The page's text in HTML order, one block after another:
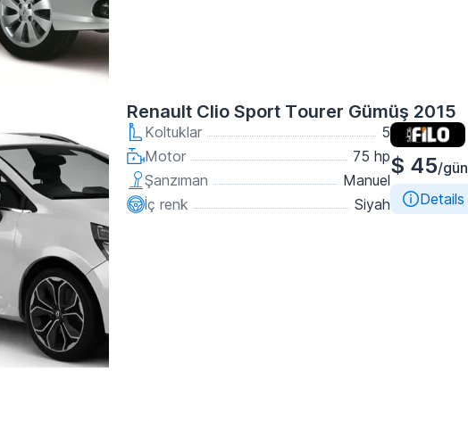
Renault Clio Sport Tourer Gümüş 2015
Koltuklar
5
Motor
75 hp
Şanzıman
Manuel
İç renk
Siyah
$ 45/gün
Details